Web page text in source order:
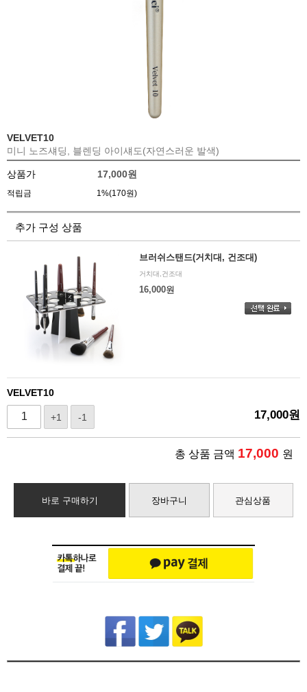
VELVET10
미니 노즈섀딩, 블렌딩 아이섀도(자연스러운 발색)
상품가 17,000원
적립금 1%(170원)
추가 구성 상품
브러쉬스탠드(거치대, 건조대)
거치대,건조대
16,000원
VELVET10
+1 -1 17,000원
총 상품 금액 17,000 원
바로 구매하기 장바구니 관심상품